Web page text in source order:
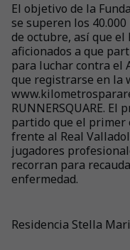
El objetivo de la
se superen los
de octubre, así que el
aficionados a que
para luchar contra el
que registrarse en la
RUNNERSQUARE. El
partido que el primer
frente al Real
jugadores
recorran para
enfermedad.
Residencia Stella